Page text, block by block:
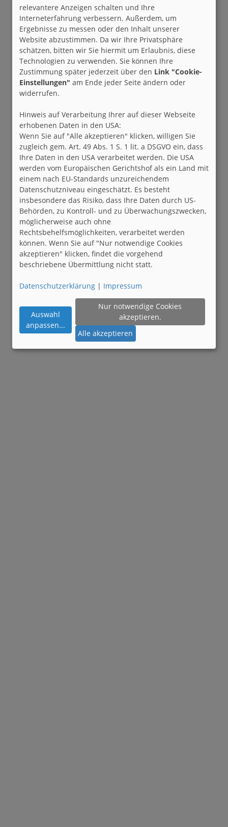
relevantere Anzeigen schalten und Ihre
Interneterfahrung verbessern. Außerdem, um
Ergebnisse zu messen oder den Inhalt unserer
Website abzustimmen. Da wir Ihre Privatsphäre
schätzen, bitten wir Sie hiermit um Erlaubnis, diese
Technologien zu verwenden. Sie können Ihre
Zustimmung später jederzeit über den Link "Cookie-
Einstellungen" am Ende jeder Seite ändern oder
widerrufen.
Hinweis auf Verarbeitung Ihrer auf dieser Webseite
erhobenen Daten in den USA:
Wenn Sie auf "Alle akzeptieren" klicken, willigen Sie
zugleich gem. Art. 49 Abs. 1 S. 1 lit. a DSGVO ein, dass
Ihre Daten in den USA verarbeitet werden. Die USA
werden vom Europäischen Gerichtshof als ein Land mit
einem nach EU-Standards unzureichendem
Datenschutzniveau eingeschätzt. Es besteht
insbesondere das Risiko, dass Ihre Daten durch US-
Behörden, zu Kontroll- und zu Überwachungszwecken,
möglicherweise auch ohne
Rechtsbehelfsmöglichkeiten, verarbeitet werden
können. Wenn Sie auf "Nur notwendige Cookies
akzeptieren" klicken, findet die vorgehend
beschriebene Übermittlung nicht statt.
Datenschutzerklärung | Impressum
Auswahl
anpassen...
Nur notwendige Cookies
akzeptieren.
Alle akzeptieren